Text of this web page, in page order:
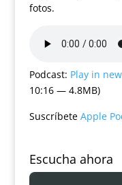
fotos.
Podcast: Play in
10:16 — 4.8MB)
Suscríbete Apple
Escucha ahora